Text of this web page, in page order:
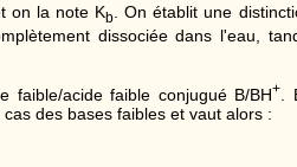
on la note Kb . On établit une
dissociée dans l'eau,
acide faible conjugué B/BH+ .
des bases faibles et vaut alors :